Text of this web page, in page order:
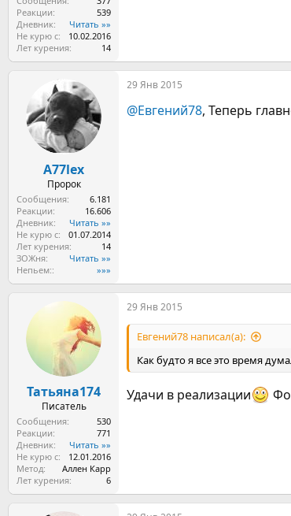
Реакции
539
Дневник
Читать »»
Не курю с
10.02.2016
Лет курения
14
A77lex
Пророк
Сообщения
6.181
Реакции
16.606
Дневник
Читать »»
Не курю с
01.07.2014
Лет курения
14
ЗОЖня
Читать »»
Непьем:
»»»
29 Янв 2015
@Евгений78, Теперь
Татьяна174
Писатель
Сообщения
530
Реакции
771
Дневник
Читать »»
Не курю с
12.01.2016
Метод
Аллен Карр
Лет курения
6
29 Янв 2015
Евгений78 написал(а):
Как будто я все это время
Удачи в реализации